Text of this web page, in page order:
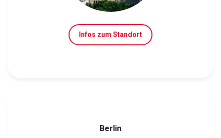
Infos zum Standort
Berlin